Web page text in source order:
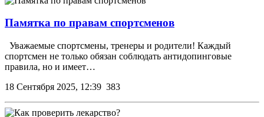
Памятка по правам спортсменов
Уважаемые спортсмены, тренеры и родители! Каждый
спортсмен не только обязан соблюдать антидопинговые
правила, но и имеет…
18 Сентября 2025, 12:39 383